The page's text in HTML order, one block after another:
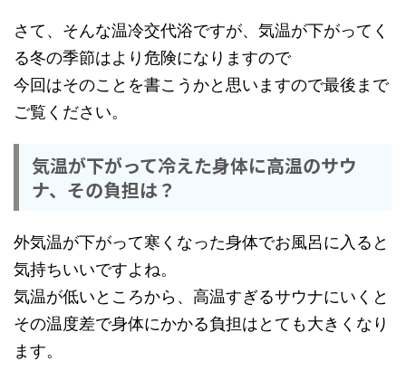
さて、そんな温冷交代浴ですが、気温が下がってく
る冬の季節はより危険になりますので
今回はそのことを書こうかと思いますので最後まで
ご覧ください。
気温が下がって冷えた身体に高温のサウ
ナ、その負担は？
外気温が下がって寒くなった身体でお風呂に入ると
気持ちいいですよね。
気温が低いところから、高温すぎるサウナにいくと
その温度差で身体にかかる負担はとても大きくなり
ます。